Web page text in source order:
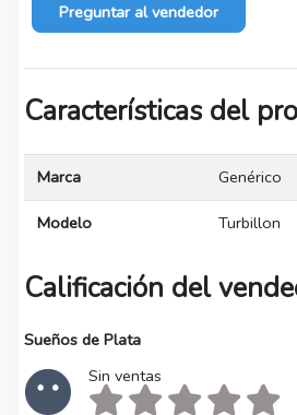
Preguntar al vendedor
Características del
Marca Genérico
Modelo Turbillon
Calificación del
Sueños de Plata
Sin ventas